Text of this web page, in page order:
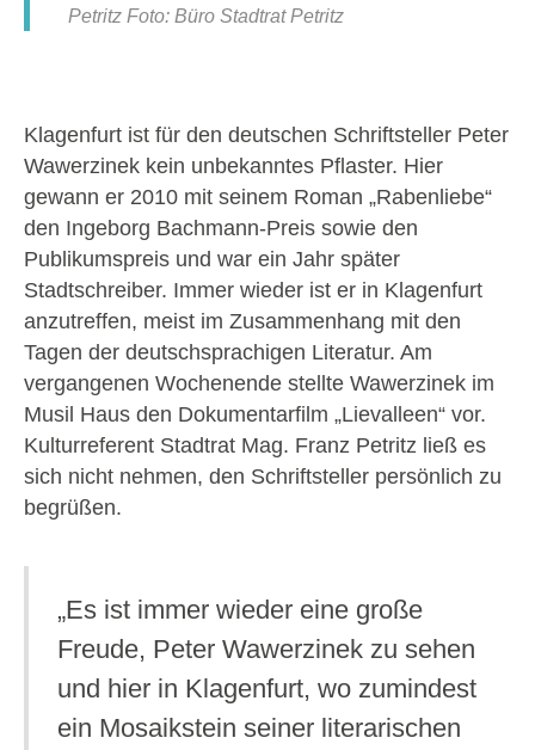
Petritz Foto: Büro Stadtrat Petritz
Klagenfurt ist für den deutschen Schriftsteller Peter
Wawerzinek kein unbekanntes Pflaster. Hier
gewann er 2010 mit seinem Roman „Rabenliebe“
den Ingeborg Bachmann-Preis sowie den
Publikumspreis und war ein Jahr später
Stadtschreiber. Immer wieder ist er in Klagenfurt
anzutreffen, meist im Zusammenhang mit den
Tagen der deutschsprachigen Literatur. Am
vergangenen Wochenende stellte Wawerzinek im
Musil Haus den Dokumentarfilm „Lievalleen“ vor.
Kulturreferent Stadtrat Mag. Franz Petritz ließ es
sich nicht nehmen, den Schriftsteller persönlich zu
begrüßen.
„Es ist immer wieder eine große
Freude, Peter Wawerzinek zu sehen
und hier in Klagenfurt, wo zumindest
ein Mosaikstein seiner literarischen